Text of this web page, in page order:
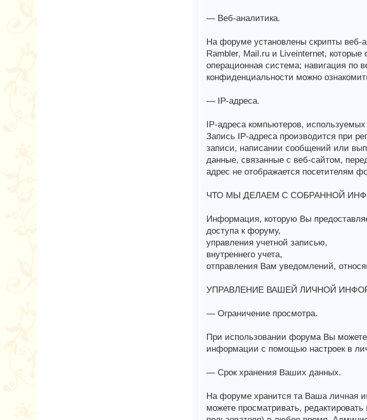
— Веб-аналитика.
На форуме установлены скрипты веб-
Rambler, Mail.ru и Liveinternet,
операционная система; навигация
конфиденциальности можно
— IP-адреса.
IP-адреса компьютеров,
Запись IP-адреса производится при
записи, написании сообщений или
данные, связанные с веб-сайтом,
адрес не отображается посетителям
ЧТО МЫ ДЕЛАЕМ С СОБРАННОЙ
Информация, которую Вы
доступа к форуму,
управления учетной записью,
внутреннего учета,
отправления Вам уведомлений,
УПРАВЛЕНИЕ ВАШЕЙ ЛИЧНОЙ
— Ограничение просмотра.
При использовании форума Вы
информации с помощью настроек в
— Срок хранения Ваших данных.
На форуме хранится та Ваша личная
можете просматривать,